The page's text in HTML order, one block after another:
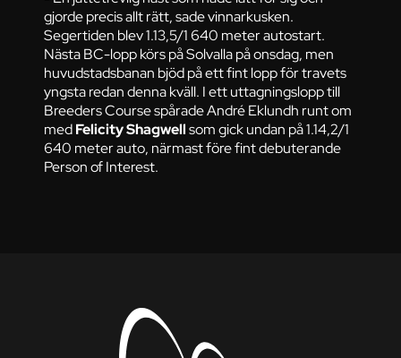
gjorde precis allt rätt, sade vinnarkusken.
Segertiden blev 1.13,5/1 640 meter autostart.
Nästa BC-lopp körs på Solvalla på onsdag, men
huvudstadsbanan bjöd på ett fint lopp för travets
yngsta redan denna kväll. I ett uttagningslopp till
Breeders Course spårade André Eklundh runt om
medFelicity Shagwellsom gick undan på 1.14,2/1
640 meter auto, närmast före fint debuterande
Person of Interest.